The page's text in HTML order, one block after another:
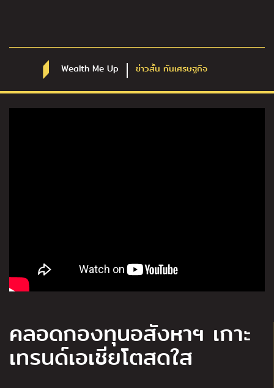
Wealth Me Up ข่าวสั้น ทันเศรษฐกิจ
คลอดกองทุนอสังหาฯ เกาะ
เทรนด์เอเชียโตสดใส